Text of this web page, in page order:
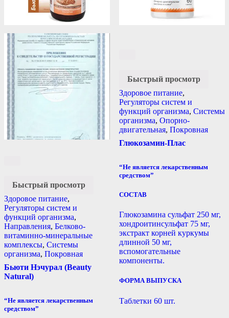
Быстрый просмотр
Здоровое питание,
Регуляторы систем и
функций организма,
Направления, Белково-
витаминно-минеральные
комплексы, Системы
организма, Покровная
Бьюти Нэчурал (Beauty
Natural)
“Не является лекарственным
средством”
Быстрый просмотр
Здоровое питание,
Регуляторы систем и
функций организма, Системы
организма, Опорно-
двигательная, Покровная
Глюкозамин-Плас
“Не является лекарственным
средством”
СОСТАВ
Глюкозамина сульфат 250 мг,
хондроитинсульфат 75 мг,
экстракт корней куркумы
длинной 50 мг,
вспомогательные
компоненты.
ФОРМА ВЫПУСКА
Таблетки 60 шт.